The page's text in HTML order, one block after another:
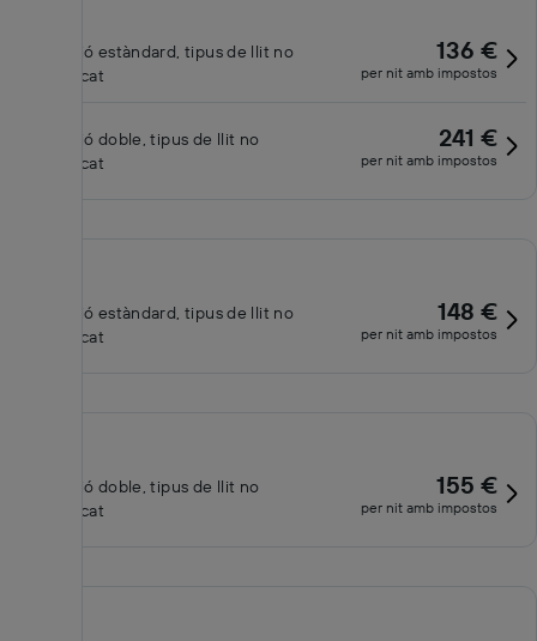
Habitació estàndard, tipus de llit no
especificat
136 €
per nit amb impostos
Habitació doble, tipus de llit no
especificat
241 €
per nit amb impostos
Habitació estàndard, tipus de llit no
especificat
148 €
per nit amb impostos
Habitació doble, tipus de llit no
especificat
155 €
per nit amb impostos